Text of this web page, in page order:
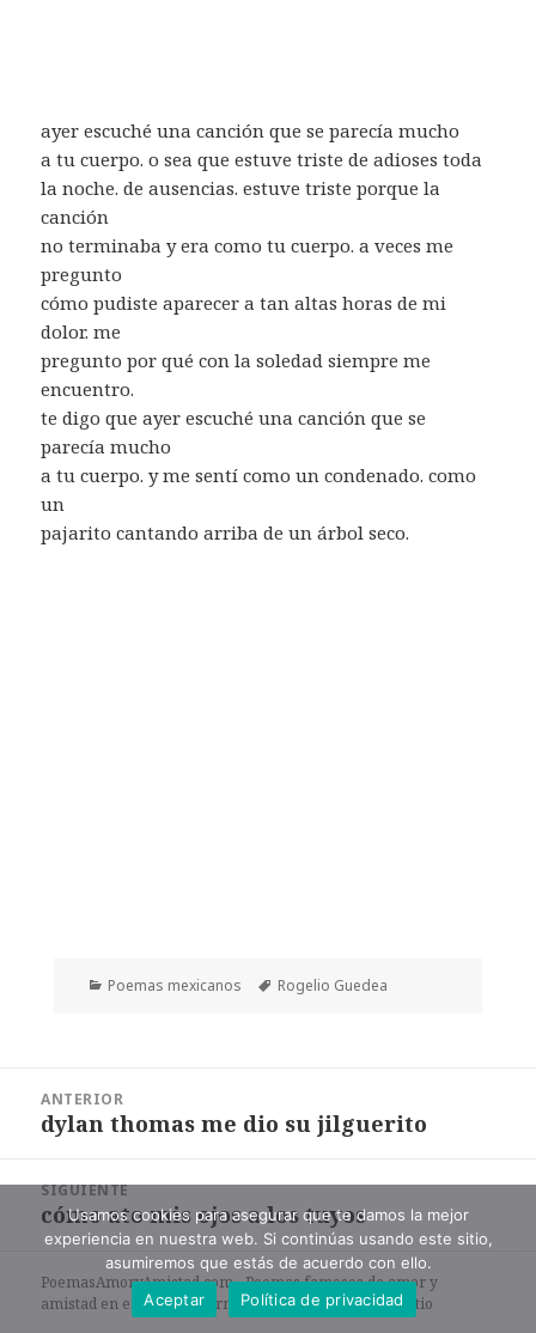
ayer escuché una canción que se parecía mucho
a tu cuerpo. o sea que estuve triste de adioses toda
la noche. de ausencias. estuve triste porque la
canción
no terminaba y era como tu cuerpo. a veces me
pregunto
cómo pudiste aparecer a tan altas horas de mi
dolor. me
pregunto por qué con la soledad siempre me
encuentro.
te digo que ayer escuché una canción que se
parecía mucho
a tu cuerpo. y me sentí como un condenado. como
un
pajarito cantando arriba de un árbol seco.
Categorías
Poemas mexicanos Etiquetas
Rogelio Guedea
entradas
ANTERIOR
Entrada
dylan thomas me dio su jilguerito
SIGUIENTE
Entrada
siguiente:
cómo ato mis ojos a los tuyos
PoemasAmoryAmistad.com - Poemas famosos de amor y
amistad en español en formato de texto. |Mapa del sitio
Usamos cookies para asegurar que te damos la mejor
experiencia en nuestra web. Si continúas usando este sitio,
asumiremos que estás de acuerdo con ello.
Aceptar
Política de privacidad